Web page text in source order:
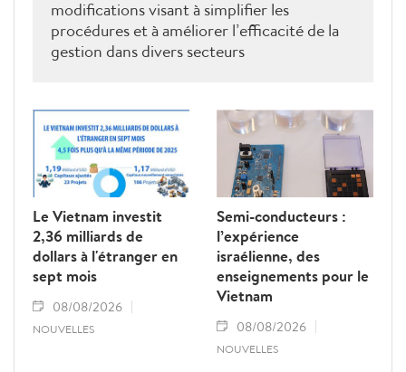
modifications visant à simplifier les
procédures et à améliorer l’efficacité de la
gestion dans divers secteurs
Le Vietnam investit
2,36 milliards de
dollars à l'étranger en
sept mois
08/08/2026
NOUVELLES
Semi-conducteurs :
l’expérience
israélienne, des
enseignements pour le
Vietnam
08/08/2026
NOUVELLES